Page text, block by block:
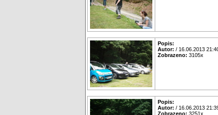
Popis:
Autor: / 16.06.2013
Zobrazeno: 3105x
Popis:
Autor: / 16.06.2013
Zobrazeno: 3251x